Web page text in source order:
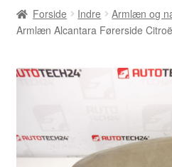
Betalinger
Klageprocedure
Forside Indre Armlæn og
Armlæn Alcantara Førerside